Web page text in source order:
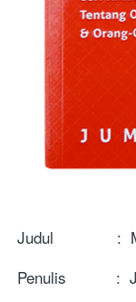
Judul              :
Penulis           :